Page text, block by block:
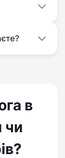
в
чи